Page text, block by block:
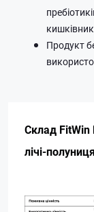
Продукт
Склад FitWin
лічі-полуниця